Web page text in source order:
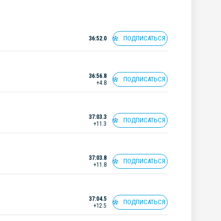
36:52.0 ПОДПИСАТЬСЯ
36:56.8
+4.8
ПОДПИСАТЬСЯ
37:03.3
+11.3
ПОДПИСАТЬСЯ
37:03.8
+11.8
ПОДПИСАТЬСЯ
37:04.5
+12.5
ПОДПИСАТЬСЯ